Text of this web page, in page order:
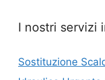
I nostri servizi
Sostituzione